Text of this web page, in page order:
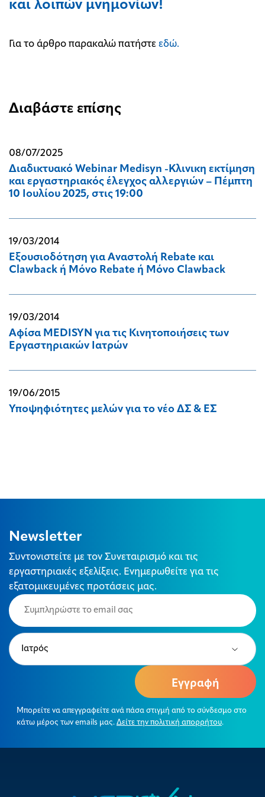
και λοιπών μνημονίων!
Για το άρθρο παρακαλώ πατήστε εδώ.
Διαβάστε επίσης
08/07/2025
Διαδικτυακό Webinar Medisyn -Kλινικη εκτίμηση
και εργαστηριακός έλεγχος αλλεργιών – Πέμπτη
10 Ιουλίου 2025, στις 19:00
19/03/2014
Εξουσιοδότηση για Αναστολή Rebate και
Clawback ή Μόνο Rebate ή Μόνο Clawback
19/03/2014
Αφίσα MEDISYN για τις Κινητοποιήσεις των
Εργαστηριακών Ιατρών
19/06/2015
Υποψηφιότητες μελών για το νέο ΔΣ & ΕΣ
Newsletter
Συντονιστείτε με τον Συνεταιρισμό και τις
εργαστηριακές εξελίξεις. Ενημερωθείτε για τις
εξατομικευμένες προτάσεις μας.
Email
(Required)
Type
(Required)
Μπορείτε να απεγγραφείτε ανά πάσα στιγμή από το σύνδεσμο στο
κάτω μέρος των emails μας. Δείτε την πολιτική απορρήτου.